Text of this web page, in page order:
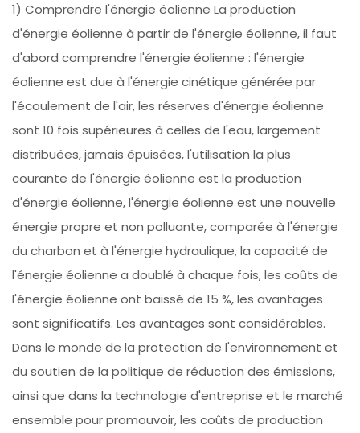
1) Comprendre l'énergie éolienne La production
d'énergie éolienne à partir de l'énergie éolienne, il faut
d'abord comprendre l'énergie éolienne : l'énergie
éolienne est due à l'énergie cinétique générée par
l'écoulement de l'air, les réserves d'énergie éolienne
sont 10 fois supérieures à celles de l'eau, largement
distribuées, jamais épuisées, l'utilisation la plus
courante de l'énergie éolienne est la production
d'énergie éolienne, l'énergie éolienne est une nouvelle
énergie propre et non polluante, comparée à l'énergie
du charbon et à l'énergie hydraulique, la capacité de
l'énergie éolienne a doublé à chaque fois, les coûts de
l'énergie éolienne ont baissé de 15 %, les avantages
sont significatifs. Les avantages sont considérables.
Dans le monde de la protection de l'environnement et
du soutien de la politique de réduction des émissions,
ainsi que dans la technologie d'entreprise et le marché
ensemble pour promouvoir, les coûts de production